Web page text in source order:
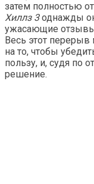
затем полностью
Хиллз 3однажды
ужасающие
Весь этот
на то, чтобы
пользу, и, судя по
решение.